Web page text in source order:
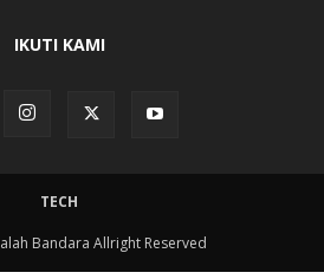
IKUTI KAMI
TECH
Bandara Allright Reserved